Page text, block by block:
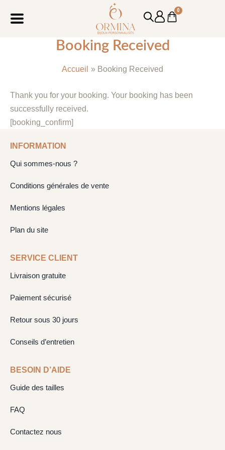
0Cart
Booking Received
Accueil Booking Received
Thank you for your booking. Your booking has been
successfully received.
[booking_confirm]
INFORMATION
Qui sommes-nous ?
Conditions générales de vente
Mentions légales
Plan du site
SERVICE CLIENT
Livraison gratuite
Paiement sécurisé
Retour sous 30 jours
Conseils d’entretien
BESOIN D’AIDE
Guide des tailles
FAQ
Contactez nous